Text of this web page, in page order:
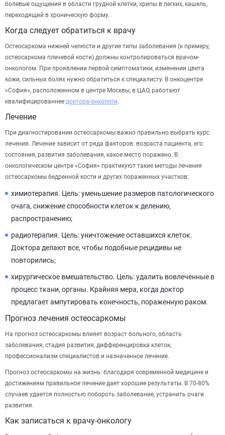
болевые ощущения в области грудной клетки, хрипы в легких, кашель,
переходящий в хроническую форму.
Когда следует обратиться к врачу
Остеосаркома нижней челюсти и другие типы заболевания (к примеру,
остеосаркома плечевой кости) должны контролироваться врачом-
онкологом. При проявлении первой симптоматики, изменении цвета
кожи, сильных болях нужно обратиться к специалисту. В онкоцентре
«София», расположенном в центре Москвы, в ЦАО, работают
квалифицированнее доктора-онкологи.
Лечение
При диагностировании остеосаркомы важно правильно выбрать курс
лечения. Лечение зависит от ряда факторов: возраста пациента, его
состояния, развития заболевания, какое место поражено. В
онкологическом центре «София» практикуют такие методы лечения
остеосаркомы бедренной кости и других пораженных участков:
химиотерапия. Цель: уменьшение размеров патологического
очага, снижение способности клеток к делению,
распространению;
радиотерапия. Цель: уничтожение оставшихся клеток.
Доктора делают все, чтобы подобные рецидивы не
повторились;
хирургическое вмешательство. Цель: удалить вовлеченные в
процесс ткани, органы. Крайняя мера, когда доктор
предлагает ампутировать конечность, пораженную раком.
Прогноз лечения остеосаркомы
На прогноз остеосаркомы влияет возраст больного, область
заболевания, стадия развития, дифференцировка клеток,
профессионализм специалистов и назначенное лечение.
Прогноз остеосаркомы на жизнь: благодаря современной медицине и
достижениям правильное лечение дает хорошие результаты. В 70-80%
случаев удается полностью побороть заболевание, устранить очаги
развития.
Как записаться к врачу-онкологу